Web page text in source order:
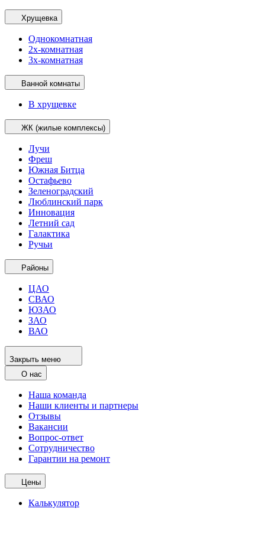
Хрущевка
Однокомнатная
2х-комнатная
3х-комнатная
Ванной комнаты
В хрущевке
ЖК (жилые комплексы)
Лучи
Фреш
Южная Битца
Остафьево
Зеленоградский
Люблинский парк
Инновация
Летний сад
Галактика
Ручьи
Районы
ЦАО
СВАО
ЮЗАО
ЗАО
ВАО
Закрыть меню
О нас
Наша команда
Наши клиенты и партнеры
Отзывы
Вакансии
Вопрос-ответ
Сотрудничество
Гарантии на ремонт
Цены
Калькулятор